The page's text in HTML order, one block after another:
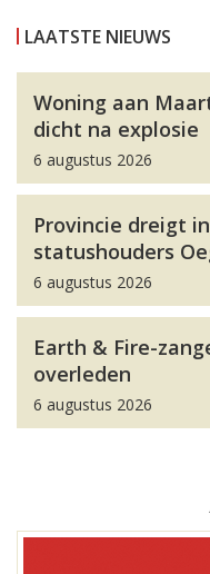
LAATSTE NIEUWS
Woning aan
dicht na explosie
6 augustus 2026
Provincie dreigt
statushouders
6 augustus 2026
Earth & Fire-
overleden
6 augustus 2026